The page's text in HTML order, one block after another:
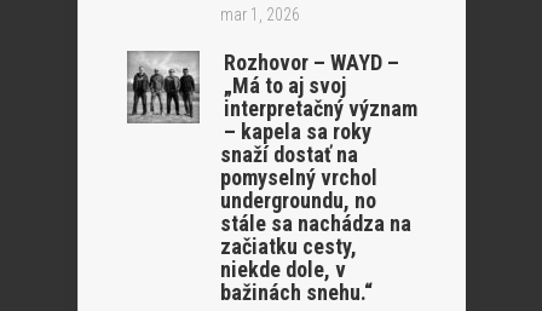
mar 1, 2026
Rozhovor – WAYD –
„Má to aj svoj
interpretačný význam
– kapela sa roky
snaží dostať na
pomyselný vrchol
undergroundu, no
stále sa nachádza na
začiatku cesty,
niekde dole, v
bažinách snehu.“